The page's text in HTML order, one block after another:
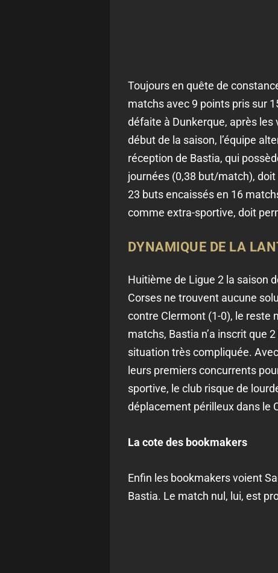
Toujours en quête de
matchs avec 9 points pris sur
défaite à Dunkerque, après les
début de la saison, l’équipe
réception de Bastia, qui
journées (0,38 but/match),
23 buts encaissés en 16
comme extra-sportive, doit
DYNAMIQUE DE LA
Huitième de Ligue 2 la saison
Corses ne trouvent aucune
contre Clermont (1-0), le reste
matchs, Bastia n’a inscrit que
situation très compliquée.
leurs premiers concurrents
sportive, le club risque de
déplacement périlleux dans le
La cote des bookmakers
Enfin les bookmakers voient
Bastia. Le match nul, lui, est